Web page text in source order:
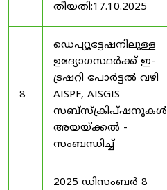
തീയതി:17.10.2025
8
ഡെപ്യൂട്ടേഷനിലുള്ള
ഉദ്യോഗസ്ഥർക്ക് ഇ-
ട്രഷറി പോർട്ടൽ വഴി
AISPF, AISGIS
സബ്‌സ്‌ക്രിപ്‌ഷനുകൾ
അയയ്ക്കൽ -
സംബന്ധിച്ച്
2025 ഡിസംബർ 8